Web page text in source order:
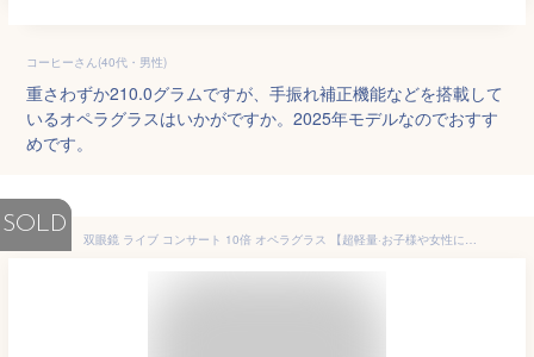
コーヒーさん(40代・男性)
重さわずか210.0グラムですが、手振れ補正機能などを搭載して
いるオペラグラスはいかがですか。2025年モデルなのでおすす
めです。
SOLD
双眼鏡 ライブ コンサート 10倍 オペラグラス 【超軽量·お子様や女性に最適】Costand 望遠鏡 135g Bak4レンズ FMC 酔いにくい 目幅調整 手ぶれ補正 生活防水 長時間の使用でも疲れにくい ライブ/オペラ/観劇/スポーツ観戦/登山/旅行/アウトドア/野鳥観察 ネックストラップ 収納ケース付き 日本語説明書(ホワイト)